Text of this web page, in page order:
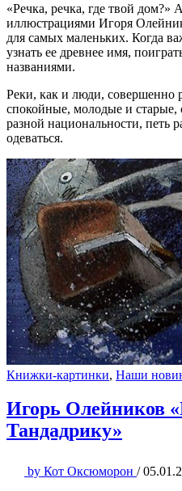
«Речка, речка, где твой дом?»
иллюстрациями Игоря
для самых маленьких. Когда
узнать ее древнее имя,
названиями.
Реки, как и люди, совершенно
спокойные, молодые и старые,
разной национальности, петь
одеваться.
Книжки-картинки, Наши
Игорь Олейников
Тандадрику»
by Кот Оксюморон /